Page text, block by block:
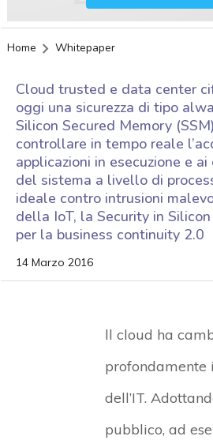
Home Whitepaper
Cloud trusted e data center
oggi una sicurezza di tipo
Silicon Secured Memory
controllare in tempo reale
applicazioni in esecuzione e
del sistema a livello di
ideale contro intrusioni
della IoT, la Security in
per la business continuity 2.0
14 Marzo 2016
ll cloud ha
profondamente
dell’IT.
pubblico, ad